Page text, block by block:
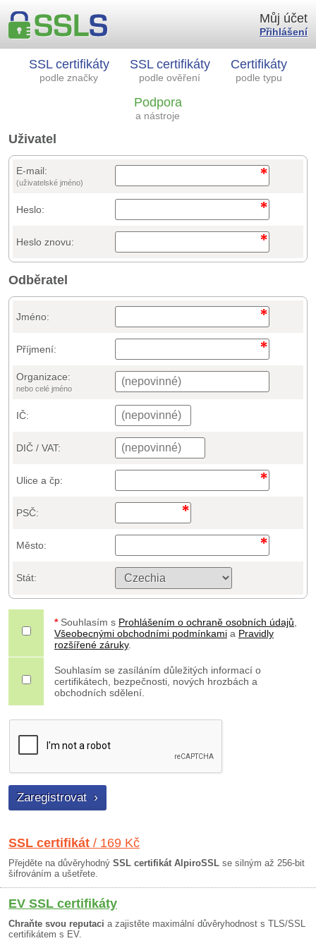
SSL certifikáty
podle značky
SSL certifikáty
podle ověření
Certifikáty
podle typu
Podpora
a nástroje
Můj účet
Přihlášení
Uživatel
E-mail:
(uživatelské jméno)
Heslo:
Heslo znovu:
Odběratel
Jméno:
Příjmení:
Organizace:
nebo celé jméno
IČ:
DIČ / VAT:
Ulice a čp:
PSČ:
Město:
Stát:
* Souhlasím s Prohlášením o ochraně osobních údajů
Všeobecnými obchodními podmínkami a Pravidly
rozšířené záruky.
Souhlasím se zasíláním důležitých informací o
certifikátech, bezpečnosti, nových hrozbách a
obchodních sdělení.
SSL certifikát / 169 Kč
Přejděte na důvěryhodný SSL certifikát AlpiroSSL se silným až 256-bit
šifrováním a ušetřete.
EV SSL certifikáty
Chraňte svou reputaci a zajistěte maximální důvěryhodnost s TLS/SSL
certifikátem s EV.